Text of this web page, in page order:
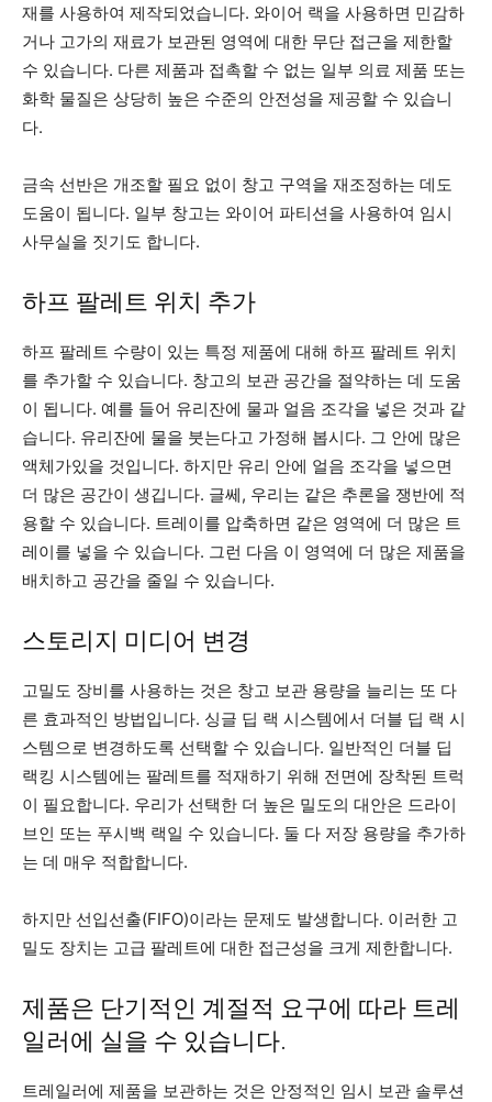
재를 사용하여 제작되었습니다. 와이어 랙을 사용하면 민감하
거나 고가의 재료가 보관된 영역에 대한 무단 접근을 제한할
수 있습니다. 다른 제품과 접촉할 수 없는 일부 의료 제품 또는
화학 물질은 상당히 높은 수준의 안전성을 제공할 수 있습니
다.
금속 선반은 개조할 필요 없이 창고 구역을 재조정하는 데도
도움이 됩니다. 일부 창고는 와이어 파티션을 사용하여 임시
사무실을 짓기도 합니다.
하프 팔레트 위치 추가
하프 팔레트 수량이 있는 특정 제품에 대해 하프 팔레트 위치
를 추가할 수 있습니다. 창고의 보관 공간을 절약하는 데 도움
이 됩니다. 예를 들어 유리잔에 물과 얼음 조각을 넣은 것과 같
습니다. 유리잔에 물을 붓는다고 가정해 봅시다. 그 안에 많은
액체가있을 것입니다. 하지만 유리 안에 얼음 조각을 넣으면
더 많은 공간이 생깁니다. 글쎄, 우리는 같은 추론을 쟁반에 적
용할 수 있습니다. 트레이를 압축하면 같은 영역에 더 많은 트
레이를 넣을 수 있습니다. 그런 다음 이 영역에 더 많은 제품을
배치하고 공간을 줄일 수 있습니다.
스토리지 미디어 변경
고밀도 장비를 사용하는 것은 창고 보관 용량을 늘리는 또 다
른 효과적인 방법입니다. 싱글 딥 랙 시스템에서 더블 딥 랙 시
스템으로 변경하도록 선택할 수 있습니다. 일반적인 더블 딥
랙킹 시스템에는 팔레트를 적재하기 위해 전면에 장착된 트럭
이 필요합니다. 우리가 선택한 더 높은 밀도의 대안은 드라이
브인 또는 푸시백 랙일 수 있습니다. 둘 다 저장 용량을 추가하
는 데 매우 적합합니다.
하지만 선입선출(FIFO)이라는 문제도 발생합니다. 이러한 고
밀도 장치는 고급 팔레트에 대한 접근성을 크게 제한합니다.
제품은 단기적인 계절적 요구에 따라 트레
일러에 실을 수 있습니다.
트레일러에 제품을 보관하는 것은 안정적인 임시 보관 솔루션